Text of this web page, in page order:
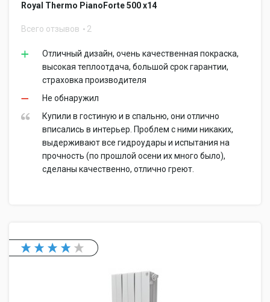
Royal Thermo PianoForte 500 x14
Всего отзывов 2
Отличный дизайн, очень качественная покраска,
высокая теплоотдача, большой срок гарантии,
страховка производителя
Не обнаружил
Купили в гостиную и в спальню, они отлично
вписались в интерьер. Проблем с ними никаких,
выдерживают все гидроудары и испытания на
прочность (по прошлой осени их много было),
сделаны качественно, отлично греют.